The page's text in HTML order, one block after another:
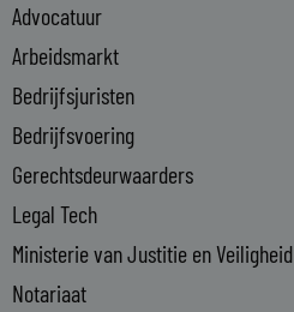
d
i
n
-
i
n
Advocatuur
Arbeidsmarkt
Bedrijfsjuristen
Bedrijfsvoering
Gerechtsdeurwaarders
Legal Tech
Ministerie van Justitie en Veiligheid
Notariaat